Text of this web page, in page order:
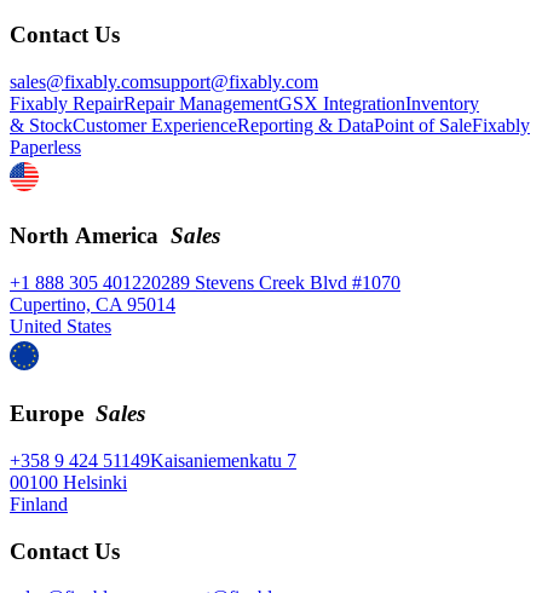
Contact Us
sales@fixably.comsupport@fixably.com
Fixably RepairRepair ManagementGSX IntegrationInventory
& StockCustomer ExperienceReporting & DataPoint of SaleFixably
Paperless
North America Sales
+1 888 305 401220289 Stevens Creek Blvd #1070
Cupertino, CA 95014
United States
Europe Sales
+358 9 424 51149Kaisaniemenkatu 7
00100 Helsinki
Finland
Contact Us